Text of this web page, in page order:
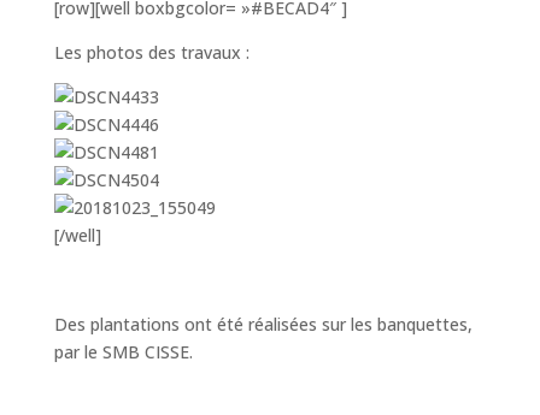
[row][well boxbgcolor= »#BECAD4″ ]
Les photos des travaux :
[/well]
Des plantations ont été réalisées sur les banquettes,
par le SMB CISSE.